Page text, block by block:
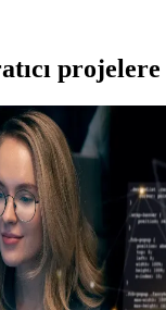
projelere